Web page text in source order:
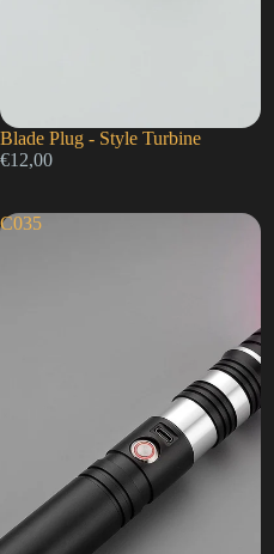
Ausverkauft
Blade Plug - Style Turbine
€12,00
C035